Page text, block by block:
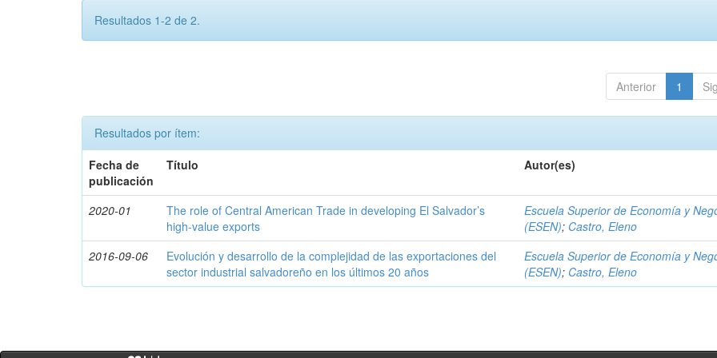
Resultados 1-2 de 2.
Anterior 1
Resultados por ítem:
Fecha de
publicación
Título Autor(es)
2020-01
The role of Central American Trade in developing El Salvador’s
high-value exports
Escuela Superior de Economía y
(ESEN); Castro, Eleno
2016-09-06
Evolución y desarrollo de la complejidad de las exportaciones del
sector industrial salvadoreño en los últimos 20 años
Escuela Superior de Economía y
(ESEN); Castro, Eleno